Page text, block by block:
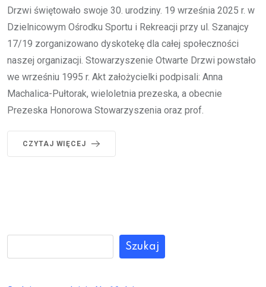
Drzwi świętowało swoje 30. urodziny. 19 września 2025 r. w
Dzielnicowym Ośrodku Sportu i Rekreacji przy ul. Szanajcy
17/19 zorganizowano dyskotekę dla całej społeczności
naszej organizacji. Stowarzyszenie Otwarte Drzwi powstało
we wrześniu 1995 r. Akt założycielki podpisali: Anna
Machalica-Pułtorak, wieloletnia prezeska, a obecnie
Prezeska Honorowa Stowarzyszenia oraz prof.
CZYTAJ WIĘCEJ
Szukaj